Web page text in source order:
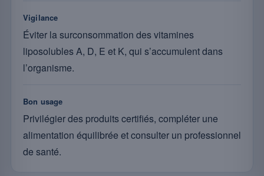
Vigilance
Éviter la surconsommation des vitamines
liposolubles A, D, E et K, qui s’accumulent dans
l’organisme.
Bon usage
Privilégier des produits certifiés, compléter une
alimentation équilibrée et consulter un professionnel
de santé.